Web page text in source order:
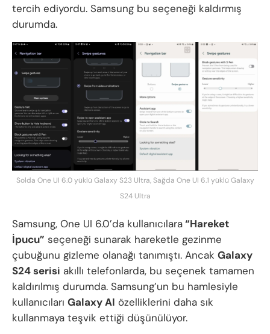
tercih ediyordu. Samsung bu seçeneği kaldırmış
durumda.
Solda One UI 6.0 yüklü Galaxy S23 Ultra, Sağda One UI 6.1 yüklü Galaxy
S24 Ultra
Samsung, One UI 6.0’da kullanıcılara“Hareket
İpucu” seçeneği sunarak hareketle gezinme
çubuğunu gizleme olanağı tanımıştı. Ancak Galaxy
S24 serisi akıllı telefonlarda, bu seçenek tamamen
kaldırılmış durumda. Samsung’un bu hamlesiyle
kullanıcıları Galaxy AI özelliklerini daha sık
kullanmaya teşvik ettiği düşünülüyor.